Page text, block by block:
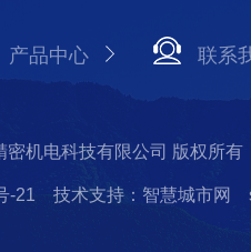
产品中心 联系
机电科技有限公司 版权所有
-21 技术支持：智慧城市网